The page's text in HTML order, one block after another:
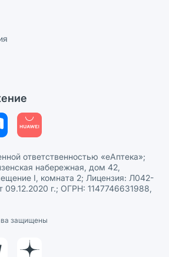
обработки персональных данных
ответственностью «еАптека»;
набережная, дом 42,
I, комната 2; Лицензия: Л042-
09.12.2020 г.; ОГРН: 1147746631988,
защищены